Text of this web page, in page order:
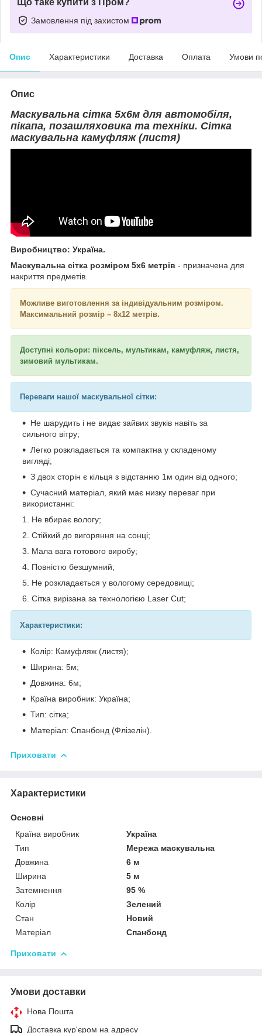
Замовлення під захистом
Опис Характеристики Доставка Оплата Умови
Опис
Маскувальна сітка 5х6м для автомобіля,
пікапа, позашляховика та техніки. Сітка
маскувальна камуфляж (листя)
Виробництво: Україна.
Маскувальна сітка розміром 5x6 метрів - призначена для
накриття предметів.
Можливе виготовлення за індивідуальним розміром.
Максимальний розмір – 8х12 метрів.
Доступні кольори: піксель, мультикам, камуфляж, листя,
зимовий мультикам.
Переваги нашої маскувальної сітки:
Не шарудить і не видає зайвих звуків навіть за
сильного вітру;
Легко розкладається та компактна у складеному
вигляді;
З двох сторін є кільця з відстанню 1м один від одного;
Сучасний матеріал, який має низку переваг при
використанні:
Не вбирає вологу;
Стійкий до вигоряння на сонці;
Мала вага готового виробу;
Повністю безшумний;
Не розкладається у вологому середовищі;
Сітка вирізана за технологією Laser Cut;
Характеристики:
Колір: Камуфляж (листя);
Ширина: 5м;
Довжина: 6м;
Країна виробник: Україна;
Тип: сітка;
Матеріал: Спанбонд (Флізелін).
Приховати
Характеристики
Основні
Країна виробник
Україна
Тип
Мережа маскувальна
Довжина
6 м
Ширина
5 м
Затемнення
95 %
Колір
Зелений
Стан
Новий
Матеріал
Спанбонд
Приховати
Умови доставки
Нова Пошта
Доставка кур'єром на адресу